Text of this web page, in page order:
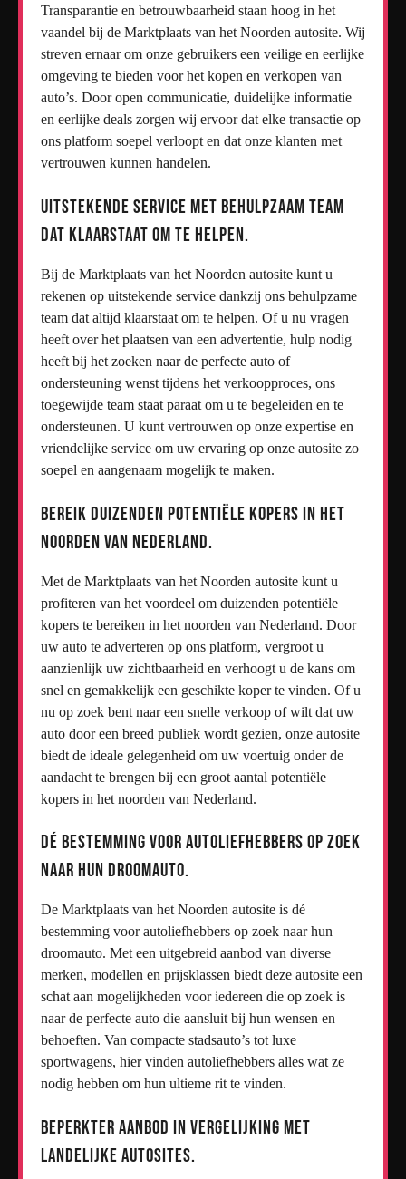
Transparantie en betrouwbaarheid staan hoog in het
vaandel bij de Marktplaats van het Noorden autosite. Wij
streven ernaar om onze gebruikers een veilige en eerlijke
omgeving te bieden voor het kopen en verkopen van
auto’s. Door open communicatie, duidelijke informatie
en eerlijke deals zorgen wij ervoor dat elke transactie op
ons platform soepel verloopt en dat onze klanten met
vertrouwen kunnen handelen.
Uitstekende service met behulpzaam team
dat klaarstaat om te helpen.
Bij de Marktplaats van het Noorden autosite kunt u
rekenen op uitstekende service dankzij ons behulpzame
team dat altijd klaarstaat om te helpen. Of u nu vragen
heeft over het plaatsen van een advertentie, hulp nodig
heeft bij het zoeken naar de perfecte auto of
ondersteuning wenst tijdens het verkoopproces, ons
toegewijde team staat paraat om u te begeleiden en te
ondersteunen. U kunt vertrouwen op onze expertise en
vriendelijke service om uw ervaring op onze autosite zo
soepel en aangenaam mogelijk te maken.
Bereik duizenden potentiële kopers in het
noorden van Nederland.
Met de Marktplaats van het Noorden autosite kunt u
profiteren van het voordeel om duizenden potentiële
kopers te bereiken in het noorden van Nederland. Door
uw auto te adverteren op ons platform, vergroot u
aanzienlijk uw zichtbaarheid en verhoogt u de kans om
snel en gemakkelijk een geschikte koper te vinden. Of u
nu op zoek bent naar een snelle verkoop of wilt dat uw
auto door een breed publiek wordt gezien, onze autosite
biedt de ideale gelegenheid om uw voertuig onder de
aandacht te brengen bij een groot aantal potentiële
kopers in het noorden van Nederland.
Dé bestemming voor autoliefhebbers op zoek
naar hun droomauto.
De Marktplaats van het Noorden autosite is dé
bestemming voor autoliefhebbers op zoek naar hun
droomauto. Met een uitgebreid aanbod van diverse
merken, modellen en prijsklassen biedt deze autosite een
schat aan mogelijkheden voor iedereen die op zoek is
naar de perfecte auto die aansluit bij hun wensen en
behoeften. Van compacte stadsauto’s tot luxe
sportwagens, hier vinden autoliefhebbers alles wat ze
nodig hebben om hun ultieme rit te vinden.
Beperkter aanbod in vergelijking met
landelijke autosites.